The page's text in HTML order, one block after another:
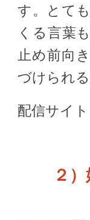
す。とて
くる言葉
止め前向
づけられ
配信サイ
２）